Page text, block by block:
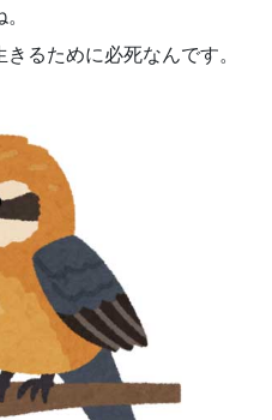
るために必死なんです。